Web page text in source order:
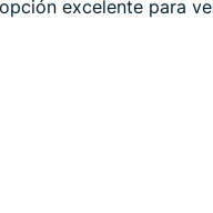
excelente para